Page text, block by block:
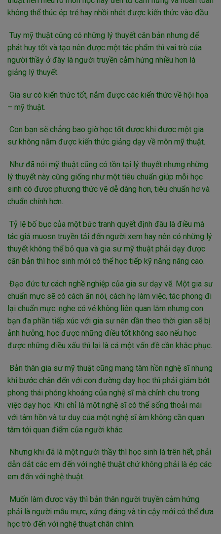
không thể thúc ép trẻ hay nhồi nhét được kiến thức vào đầu.
Tuy mỹ thuật cũng có những lý thuyết căn bản nhưng để
phát huy tốt và tạo nên được một tác phẩm thì vai trò của
người thầy ở đây là người truyền cảm hứng nhiều hơn là
giảng lý thuyết.
Gia sư có kiến thức tốt, nắm được các kiến thức về hội họa
– mỹ thuật.
Con bạn sẽ chẳng bao giờ học tốt được khi được một gia
sư không nắm được kiến thức giảng dạy về môn mỹ thuật.
Như đã nói mỹ thuật cũng có tồn tại lý thuyết nhưng những
lý thuyết này cũng giống như một tiêu chuẩn giúp mỗi học
sinh có được phương thức vẽ dễ dàng hơn, tiêu chuẩn hơ và
chuẩn chỉnh hơn.
Tỷ lệ bố bục của một bức tranh quyết định đâu là điều mà
tác giả muosn truyền tải đến người xem hay nên có những lý
thuyết không thể bỏ qua và gia sư mỹ thuật phải dạy được
căn bản thì hoc sinh mới có thể học tiếp kỹ năng nâng cao.
Đạo đức tư cách nghề nghiệp của gia sư dạy vẽ. Một gia sư
chuẩn mực sẽ có cách ăn nói, cách họ làm việc, tác phong đi
lại chuẩn mực. nghe có vẻ không liên quan lắm nhưng con
bạn đa phần tiếp xúc với gia sư nên dần theo thời gian sẽ bị
ảnh hưởng, học được những điều tốt không sao nếu học
được những điều xấu thì lại là cả một vấn đề cần khắc phục.
Bản thân gia sư mỹ thuật cũng mang tâm hồn nghệ sĩ nhưng
khi bước chân đến với con đường dạy học thì phải giảm bớt
phong thái phóng khoáng của nghệ sĩ mà chỉnh chu trong
việc dạy học. Khi chỉ là một nghệ sĩ có thể sống thoải mái
với tâm hồn và tư duy của một nghệ sĩ àm không cần quan
tâm tới quan điểm của người khác.
Nhưng khi đã là một người thầy thì học sinh là trên hết, phải
dẫn dắt các em đến với nghệ thuật chứ không phải là ép các
em đến với nghệ thuật.
Muốn làm được vậy thì bản thân người truyền cảm hứng
phải là người mẫu mực, xứng đáng và tin cậy mới có thể đưa
học trò đến với nghệ thuạt chân chính.